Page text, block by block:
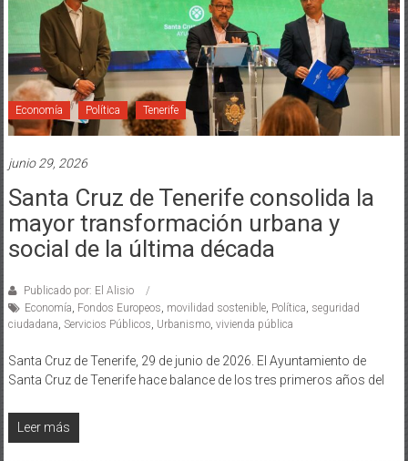
Economía Política Tenerife
junio 29, 2026
Santa Cruz de Tenerife consolida la
mayor transformación urbana y
social de la última década
Publicado por: El Alisio
Economía, Fondos Europeos, movilidad sostenible, Política, seguridad
ciudadana, Servicios Públicos, Urbanismo, vivienda pública
Santa Cruz de Tenerife, 29 de junio de 2026. El Ayuntamiento de
Santa Cruz de Tenerife hace balance de los tres primeros años del
Leer más